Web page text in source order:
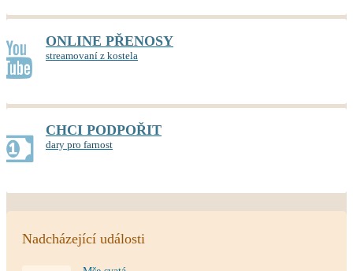
ONLINE PŘENOSY
streamovaní z kostela
CHCI PODPOŘIT
dary pro farnost
Nadcházející události